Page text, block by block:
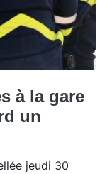
à la gare
un
jeudi 30